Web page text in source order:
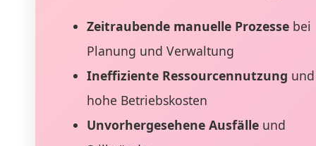
Zeitraubende manuelle Prozessebei
Planung und Verwaltung
Ineffiziente Ressourcennutzung und
hohe Betriebskosten
Unvorhergesehene Ausfälleund